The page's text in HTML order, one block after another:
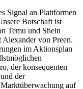
Signal an Plattformen
Botschaft ist
Temu und Shein
Alexander von Preen.
im Aktionsplan
der konsequenten
der
auf